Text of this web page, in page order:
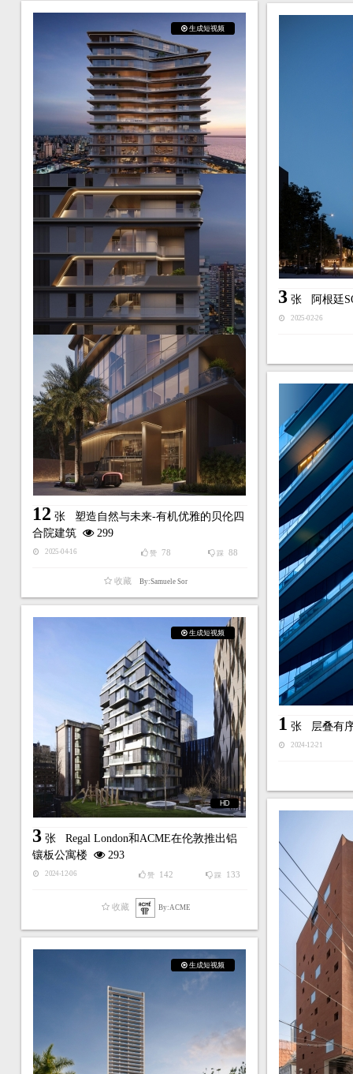
生成短视频
12 张 塑造自然与未来-有机优雅的贝伦四
合院建筑
299
2025-04-16 踩 88
赞 78
收藏 By:Samuele Sor
3张 阿根廷
2025-02-26
1 张 层叠有
2024-12-21
生成短视频
HD
3张 Regal London和ACME在伦敦推出铝
镶板公寓楼
293
2024-12-06 踩 133
赞 142
收藏 By:ACME
生成短视频